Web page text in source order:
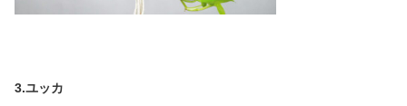
3.ユッカ